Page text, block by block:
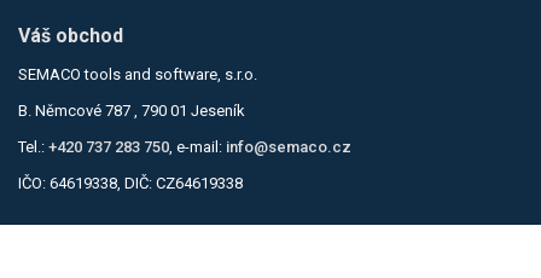
Váš obchod
SEMACO tools and software, s.r.o.
B. Němcové 787 , 790 01 Jeseník
Tel.: +420 737 283 750, e-mail: info@semaco.cz
IČO: 64619338, DIČ: CZ64619338